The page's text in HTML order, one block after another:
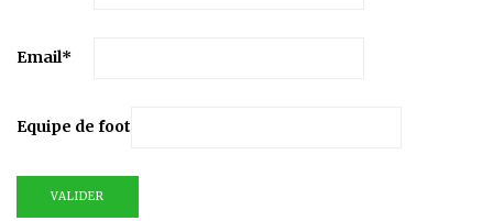
Email*
Equipe de foot